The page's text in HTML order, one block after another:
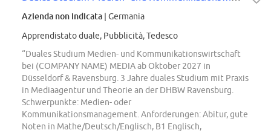
Azienda non indicata | Germania
Apprendistato duale, Pubblicità, Tedesco
“Duales Studium Medien- und Kommunikationswirtschaft
bei (COMPANY NAME) MEDIA ab Oktober 2027 in
Düsseldorf & Ravensburg. 3 Jahre duales Studium mit Praxis
in Mediaagentur und Theorie an der DHBW Ravensburg.
Schwerpunkte: Medien- oder
Kommunikationsmanagement. Anforderungen: Abitur, gute
Noten in Mathe/Deutsch/Englisch, B1 Englisch,